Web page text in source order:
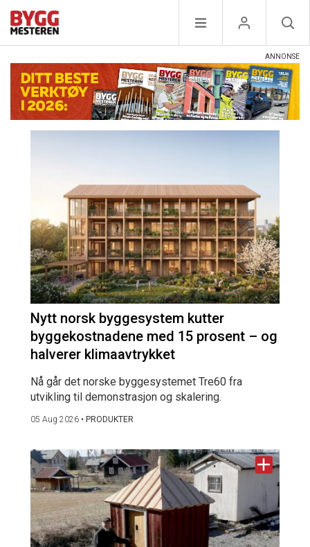
Nytt norsk byggesystem kutter
byggekostnadene med 15 prosent – og
halverer klimaavtrykket
Nå går det norske byggesystemet Tre60 fra
utvikling til demonstrasjon og skalering.
05 Aug 2026 • PRODUKTER